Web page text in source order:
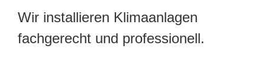
Wir installieren Klimaanlagen
fachgerecht und professionell.